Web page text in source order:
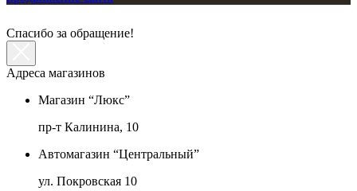
Спасибо за обращение!
Адреса магазинов
Магазин “Люкс”
пр-т Калинина, 10
Автомагазин “Центральный”
ул. Покровская 10